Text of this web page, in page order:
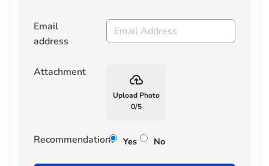
Email
address
Attachment backup
Upload Photo
0/5
Recommendation? Yes No